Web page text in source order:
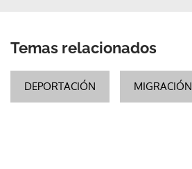
Temas relacionados
DEPORTACIÓN MIGRACIÓN